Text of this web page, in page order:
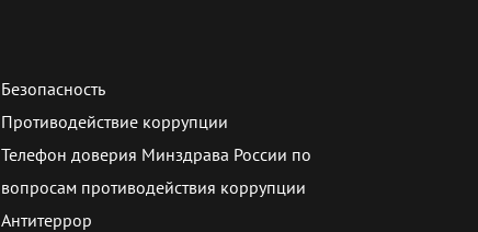
Безопасность
Противодействие коррупции
Телефон доверия Минздрава России по
вопросам противодействия коррупции
Антитеррор